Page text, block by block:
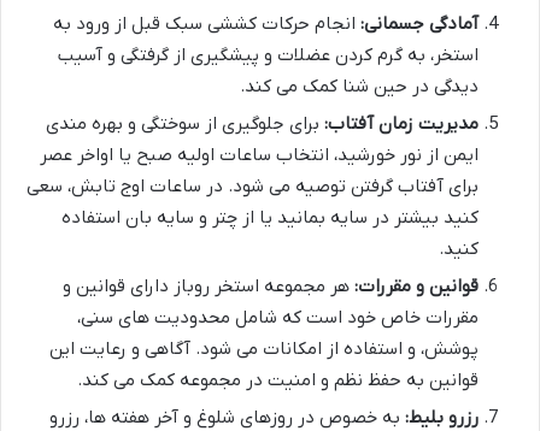
آمادگی جسمانی: انجام حرکات کششی سبک قبل از ورود به
استخر، به گرم کردن عضلات و پیشگیری از گرفتگی و آسیب
دیدگی در حین شنا کمک می کند.
مدیریت زمان آفتاب: برای جلوگیری از سوختگی و بهره مندی
ایمن از نور خورشید، انتخاب ساعات اولیه صبح یا اواخر عصر
برای آفتاب گرفتن توصیه می شود. در ساعات اوج تابش، سعی
کنید بیشتر در سایه بمانید یا از چتر و سایه بان استفاده
کنید.
قوانین و مقررات: هر مجموعه استخر روباز دارای قوانین و
مقررات خاص خود است که شامل محدودیت های سنی،
پوشش، و استفاده از امکانات می شود. آگاهی و رعایت این
قوانین به حفظ نظم و امنیت در مجموعه کمک می کند.
رزرو بلیط: به خصوص در روزهای شلوغ و آخر هفته ها، رزرو